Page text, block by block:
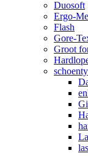
Duosoft
Ergo-
Flash
Gore-
Groot